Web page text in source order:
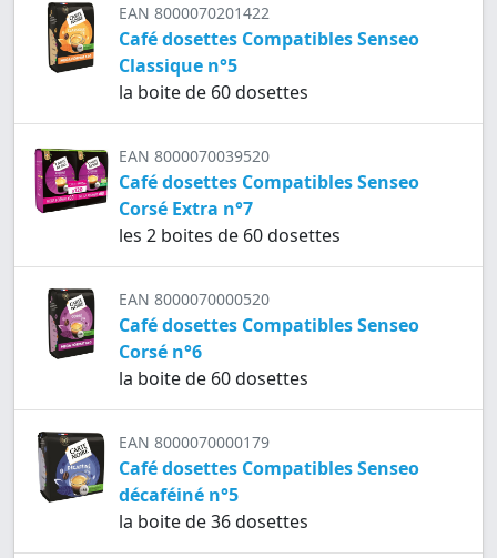
EAN 8000070201422
Café dosettes Compatibles Senseo
Classique n°5
la boite de 60 dosettes
EAN 8000070039520
Café dosettes Compatibles Senseo
Corsé Extra n°7
les 2 boites de 60 dosettes
EAN 8000070000520
Café dosettes Compatibles Senseo
Corsé n°6
la boite de 60 dosettes
EAN 8000070000179
Café dosettes Compatibles Senseo
décaféiné n°5
la boite de 36 dosettes